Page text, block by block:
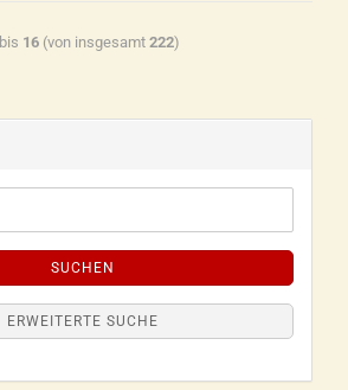
bis 16(von insgesamt 222)
SUCHEN
ERWEITERTE SUCHE